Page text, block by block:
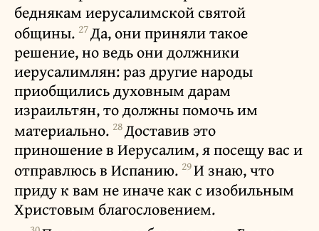
беднякам иерусалимской святой
общины. 27Да, они приняли такое
решение, но ведь они должники
иерусалимлян: раз другие народы
приобщились духовным дарам
израильтян, то должны помочь им
материально. 28Доставив это
приношение в Иерусалим, я посещу вас и
отправлюсь в Испанию. 29И знаю, что
приду к вам не иначе как с изобильным
Христовым благословением.